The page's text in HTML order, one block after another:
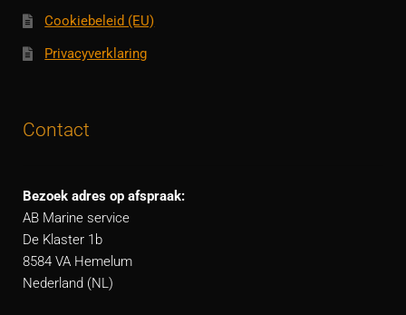
Cookiebeleid (EU)
Privacyverklaring
Contact
Bezoek adres op afspraak:
AB Marine service
De Klaster 1b
8584 VA Hemelum
Nederland (NL)